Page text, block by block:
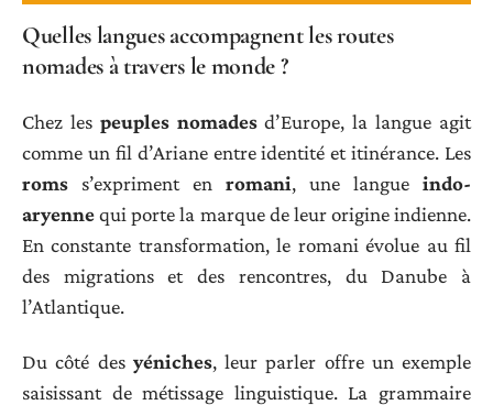
Quelles langues accompagnent les routes
nomades à travers le monde ?
Chez les peuples nomadesd’Europe, la langue agit
comme un fil d’Ariane entre identité et itinérance. Les
roms s’expriment en romani, une langue indo-
aryennequi porte la marque de leur origine indienne.
En constante transformation, le romani évolue au fil
des migrations et des rencontres, du Danube à
l’Atlantique.
Du côté des yéniches, leur parler offre un exemple
saisissant de métissage linguistique. La grammaire